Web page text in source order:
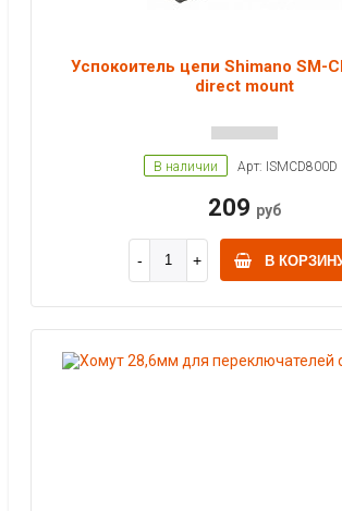
Успокоитель цепи Shimano SM-
direct mount
В наличии Арт: ISMCD800D
209 руб
В